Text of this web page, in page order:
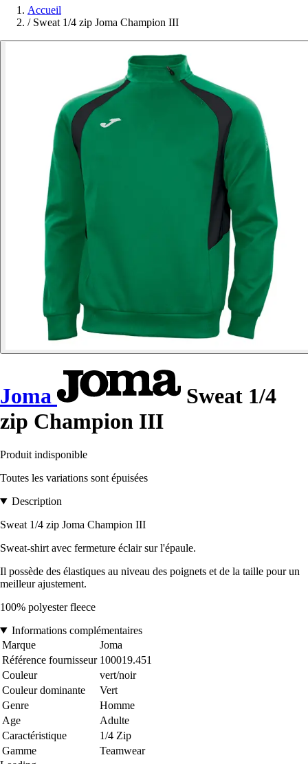
Accueil
/ Sweat 1/4 zip Joma Champion III
Joma
Sweat 1/4
zip Champion III
Produit indisponible
Toutes les variations sont épuisées
Description
Sweat 1/4 zip Joma Champion III
Sweat-shirt avec fermeture éclair sur l'épaule.
Il possède des élastiques au niveau des poignets et de la taille pour un
meilleur ajustement.
100% polyester fleece
Informations complémentaires
Marque
Joma
Référence fournisseur 100019.451
Couleur
vert/noir
Couleur dominante
Vert
Genre
Homme
Age
Adulte
Caractéristique
1/4 Zip
Gamme
Teamwear